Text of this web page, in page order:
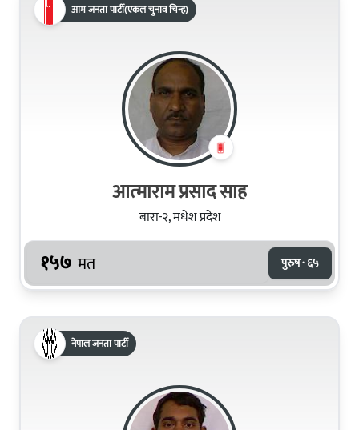
आम जनता पार्टी(एकल चुनाव चिन्ह)
आत्‍माराम प्रसाद साह
बारा-२, मधेश प्रदेश
१५७ मत पुरुष · ६५
नेपाल जनता पार्टी